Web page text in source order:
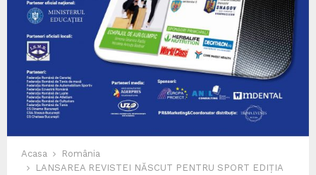
Acasa
România
LANSAREA REVISTEI NĂSCUT PENTRU SPORT EDIȚIA